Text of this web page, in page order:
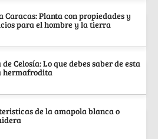
Caracas: Planta con propiedades y
para el hombre y la tierra
Celosía: Lo que debes saber de esta
hermafrodita
de la amapola blanca o